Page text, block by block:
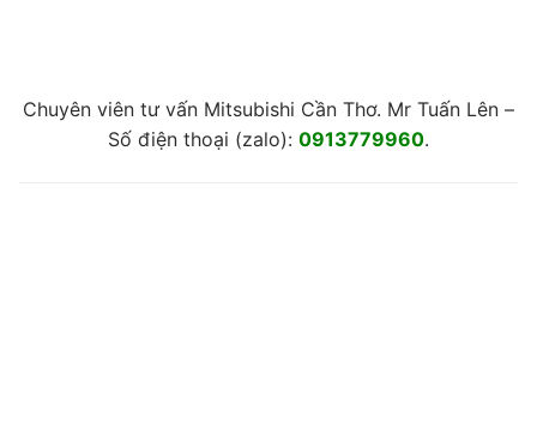
Chuyên viên tư vấn Mitsubishi Cần Thơ. Mr Tuấn Lên –
Số điện thoại (zalo): 0913779960.